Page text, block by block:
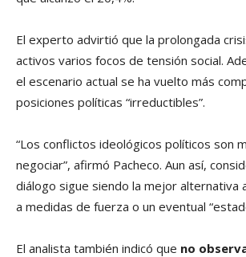
El experto advirtió que la prolongada
activos varios focos de tensión social.
el escenario actual se ha vuelto más
posiciones políticas “irreductibles”.
“Los conflictos ideológicos políticos son
negociar”, afirmó Pacheco. Aun así,
diálogo sigue siendo la mejor alternativa
a medidas de fuerza o un eventual
El analista también indicó que no